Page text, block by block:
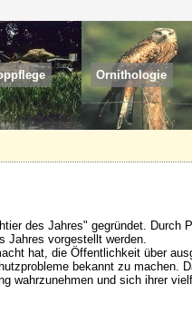
Ornithologie
des Jahres" gegründet. Durch
Jahres vorgestellt werden.
hat, die Öffentlichkeit über
bekannt zu machen.
wahrzunehmen und sich ihrer